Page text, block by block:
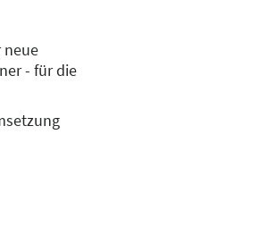
neue
- für die